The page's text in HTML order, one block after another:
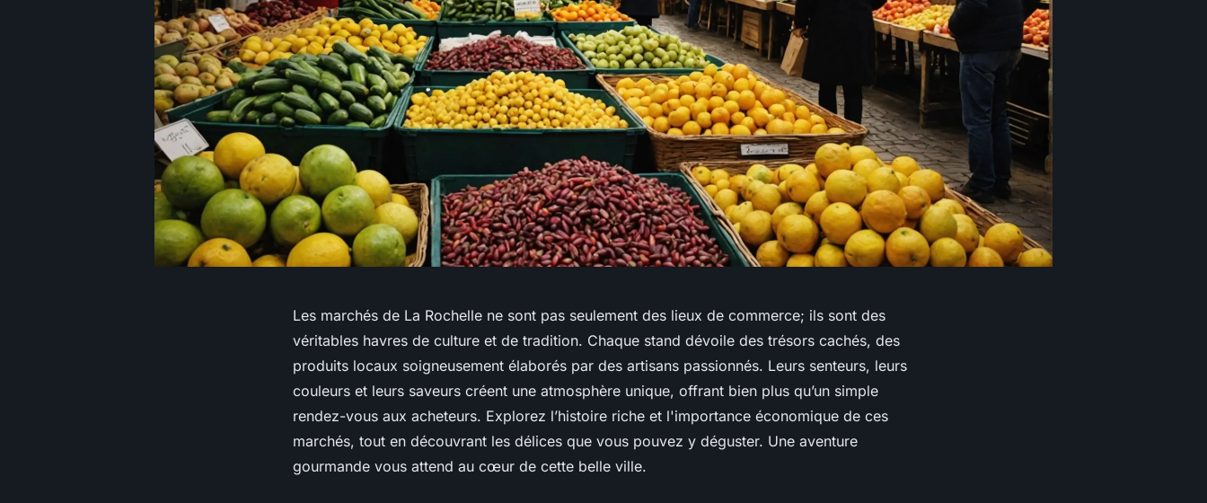
Les marchés de La Rochelle ne sont pas seulement des lieux de commerce; ils sont des
véritables havres de culture et de tradition. Chaque stand dévoile des trésors cachés, des
produits locaux soigneusement élaborés par des artisans passionnés. Leurs senteurs, leurs
couleurs et leurs saveurs créent une atmosphère unique, offrant bien plus qu’un simple
rendez-vous aux acheteurs. Explorez l’histoire riche et l'importance économique de ces
marchés, tout en découvrant les délices que vous pouvez y déguster. Une aventure
gourmande vous attend au cœur de cette belle ville.